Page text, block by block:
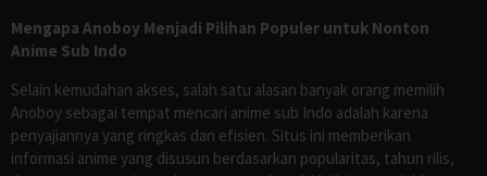
Mengapa Anoboy Menjadi Pilihan Populer untuk Nonton
Anime Sub Indo
Selain kemudahan akses, salah satu alasan banyak orang memilih
Anoboy sebagai tempat mencari anime sub Indo adalah karena
penyajiannya yang ringkas dan efisien. Situs ini memberikan
informasi anime yang disusun berdasarkan popularitas, tahun rilis,